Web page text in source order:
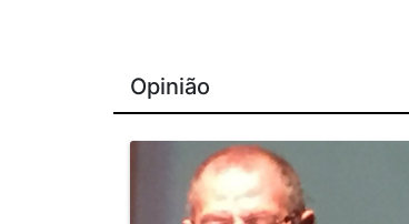
Opinião